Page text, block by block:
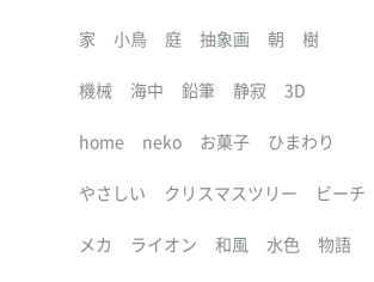
家 小鳥 庭 抽象画 朝 樹
機械 海中 鉛筆 静寂 3D
home neko お菓子 ひまわり
やさしい クリスマスツリー ビーチ
メカ ライオン 和風 水色 物語